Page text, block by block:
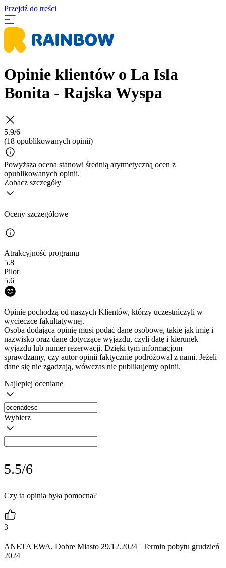
Przejdź do treści
Opinie klientów o La Isla
Bonita - Rajska Wyspa
5.9/6
(18 opublikowanych opinii)
Powyższa ocena stanowi średnią arytmetyczną ocen z
opublikowanych opinii.
Zobacz szczegóły
Oceny szczegółowe
Atrakcyjność programu
5.8
Pilot
5.6
Opinie pochodzą od naszych Klientów, którzy uczestniczyli w
wycieczce fakultatywnej.
Osoba dodająca opinię musi podać dane osobowe, takie jak imię i
nazwisko oraz dane dotyczące wyjazdu, czyli datę i kierunek
wyjazdu lub numer rezerwacji. Dzięki tym informacjom
sprawdzamy, czy autor opinii faktycznie podróżował z nami. Jeżeli
dane się nie zgadzają, wówczas nie publikujemy opinii.
Najlepiej oceniane
Wybierz
5.5/6
Czy ta opinia była pomocna?
3
ANETA EWA, Dobre Miasto 29.12.2024 | Termin pobytu grudzień
2024